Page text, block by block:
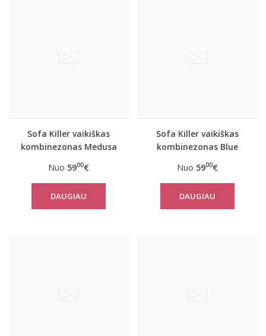
Sofa Killer vaikiškas
kombinezonas Medusa
Nuo 5900€
DAUGIAU
Sofa Killer vaikiškas
kombinezonas Blue
Nuo 5900€
DAUGIAU